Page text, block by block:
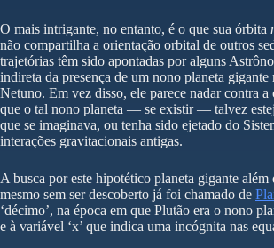
O mais intrigante, no entanto, é o que sua órbita
não compartilha a orientação orbital de outros
trajetórias têm sido apontadas por alguns
indireta da presença de um nono planeta gigante
Netuno. Em vez disso, ele parece nadar contra
que o tal nono planeta — se existir — talvez
que se imaginava, ou tenha sido ejetado do
interações gravitacionais antigas.
A busca por este hipotético planeta gigante
mesmo sem ser descoberto já foi chamado de
‘décimo’, na época em que Plutão era o nono
e à variável ‘x’ que indica uma incógnita nas